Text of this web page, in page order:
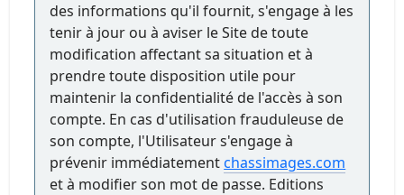
des informations qu'il fournit, s'engage à les
tenir à jour ou à aviser le Site de toute
modification affectant sa situation et à
prendre toute disposition utile pour
maintenir la confidentialité de l'accès à son
compte. En cas d'utilisation frauduleuse de
son compte, l'Utilisateur s'engage à
prévenir immédiatementchassimages.com
et à modifier son mot de passe. Editions